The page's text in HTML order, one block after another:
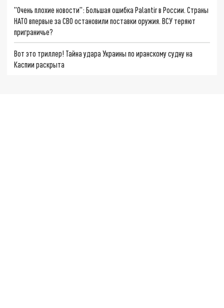
"Очень плохие новости": Большая ошибка Palantir в России. Страны
НАТО впервые за СВО остановили поставки оружия. ВСУ теряют
приграничье?
Вот это триллер! Тайна удара Украины по иранскому судну на
Каспии раскрыта